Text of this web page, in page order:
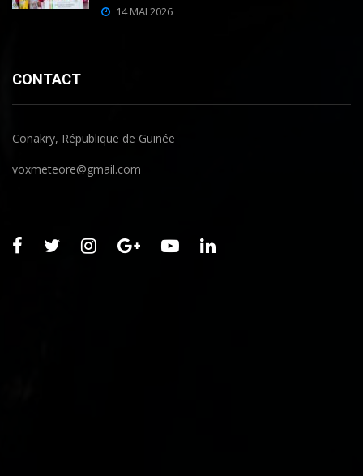
14 MAI 2026
CONTACT
Conakry, République de Guinée
voxmeteore@gmail.com